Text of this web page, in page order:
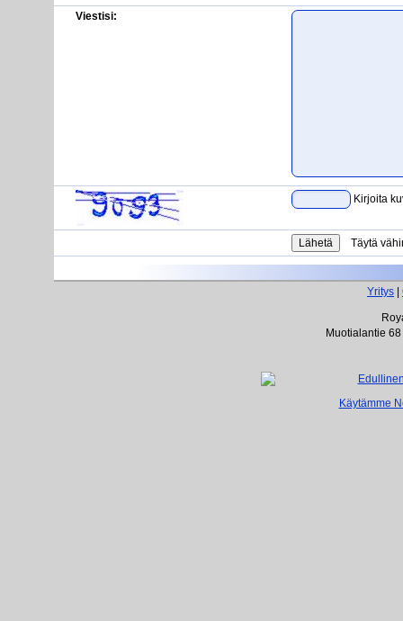
Viestisi:
Kirjoita
Täytä
Yritys
Muotialantie
Käytämme